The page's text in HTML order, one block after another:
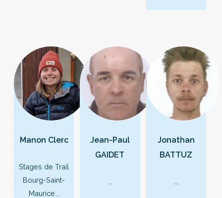
Manon Clerc
Stages de Trail
Bourg-Saint-
Maurice...
Jean-Paul
GAIDET
Jonathan
BATTUZ